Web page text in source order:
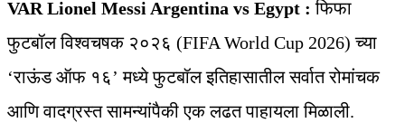
VAR Lionel Messi Argentina vs Egypt : फिफा
फुटबॉल विश्वचषक २०२६ (FIFA World Cup 2026) च्या
‘राऊंड ऑफ १६’ मध्ये फुटबॉल इतिहासातील सर्वात रोमांचक
आणि वादग्रस्त सामन्यांपैकी एक लढत पाहायला मिळाली.